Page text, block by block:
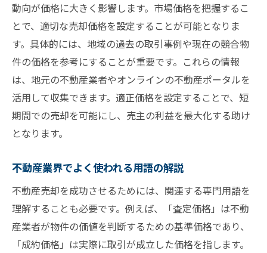
地域の歴史と不動産の魅力をアピールする
方法
地域住民のニーズを踏まえた売却戦略
京都府京都市不動産売却時に注意すべき規制と
手続き
不動産売却時の手続きと必要書類
規制をクリアするためのポイントと手順
不動産売却に関する税金と控除
手続きの流れを把握してスムーズな売却を
実現
規制の変化を見逃さないための情報収集方
法
動向が価格に大きく影響します。市場価格を把握するこ
とで、適切な売却価格を設定することが可能となりま
す。具体的には、地域の過去の取引事例や現在の競合物
件の価格を参考にすることが重要です。これらの情報
は、地元の不動産業者やオンラインの不動産ポータルを
活用して収集できます。適正価格を設定することで、短
期間での売却を可能にし、売主の利益を最大化する助け
となります。
不動産業界でよく使われる用語の解説
不動産売却を成功させるためには、関連する専門用語を
理解することも必要です。例えば、「査定価格」は不動
産業者が物件の価値を判断するための基準価格であり、
「成約価格」は実際に取引が成立した価格を指します。